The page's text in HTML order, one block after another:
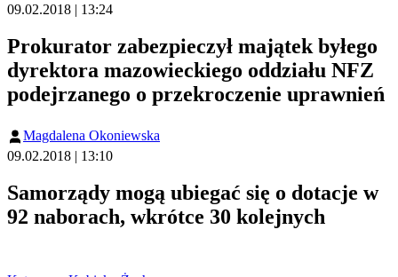
09.02.2018 | 13:24
Prokurator zabezpieczył majątek byłego
dyrektora mazowieckiego oddziału NFZ
podejrzanego o przekroczenie uprawnień
Magdalena Okoniewska
09.02.2018 | 13:10
Samorządy mogą ubiegać się o dotacje w
92 naborach, wkrótce 30 kolejnych